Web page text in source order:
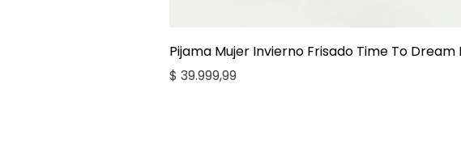
Pijama Mujer Invierno Frisado Time To Dream
Precio
$ 39.999,99